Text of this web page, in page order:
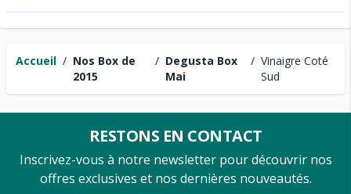
Accueil / Nos Box de
2015
/ Degusta Box
Mai
/ Vinaigre Coté
Sud
RESTONS EN CONTACT
Inscrivez-vous à notre newsletter pour découvrir nos
offres exclusives et nos dernières nouveautés.